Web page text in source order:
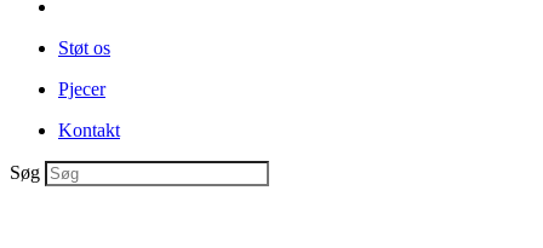
Støt os
Pjecer
Kontakt
Søg